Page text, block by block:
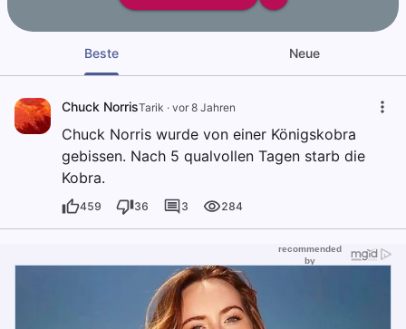
Beste Neue
Chuck NorrisTarik · vor 8 Jahren
Chuck Norris wurde von einer Königskobra
gebissen. Nach 5 qualvollen Tagen starb die
Kobra.
459 36 3 284